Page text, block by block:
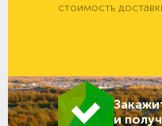
стоимость
и